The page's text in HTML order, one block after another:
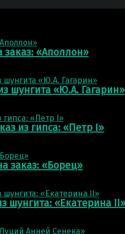
заказ: «Аполлон»
шунгита «Ю.А. Гагарин»
из гипса: «Петр I»
заказ: «Борец»
шунгита: «Екатерина